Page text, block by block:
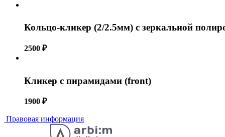
Кольцо-кликер (2/2.5мм) c зеркальной
2500 ₽
Кликер с пирамидами (front)
1900 ₽
Правовая информация